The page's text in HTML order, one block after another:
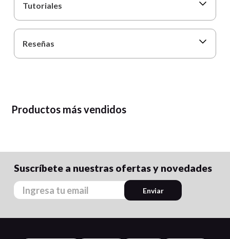
Tutoriales
Reseñas
Productos más vendidos
Suscríbete a nuestras ofertas y novedades
Enviar